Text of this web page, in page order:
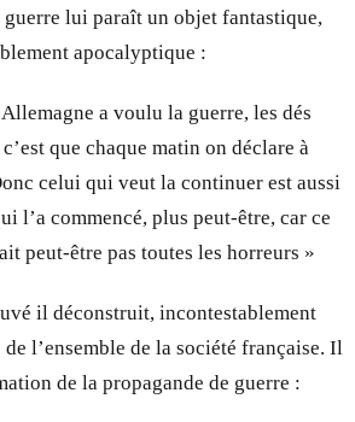
guerre lui paraît un objet fantastique,
apocalyptique :
a voulu la guerre, les dés
que chaque matin on déclare à
celui qui veut la continuer est aussi
l’a commencé, plus peut-être, car ce
peut-être pas toutes les horreurs »
il déconstruit, incontestablement
l’ensemble de la société française. Il
de la propagande de guerre :